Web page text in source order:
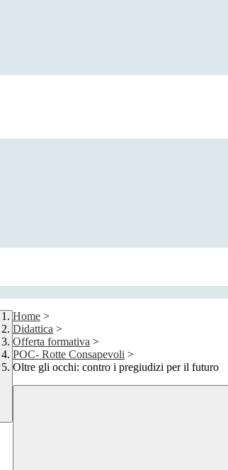
Home >
Didattica >
Offerta formativa >
POC- Rotte Consapevoli >
Oltre gli occhi: contro i pregiudizi per il futuro